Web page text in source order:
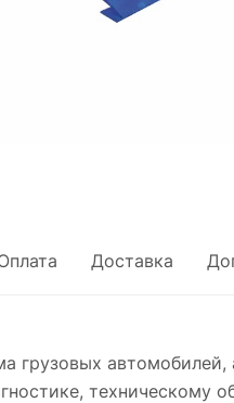
Доставка
грузовых
техническому